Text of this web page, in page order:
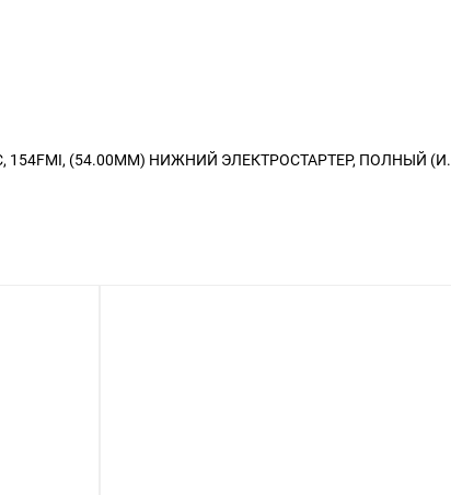
(54.00ММ) НИЖНИЙ ЭЛЕКТРОСТАРТЕР, ПОЛНЫЙ